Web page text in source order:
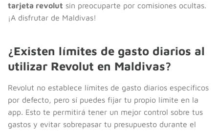
tarjeta revolut sin preocuparte por comisiones ocultas.
¡A disfrutar de Maldivas!
¿Existen límites de gasto diarios al
utilizar Revolut en Maldivas?
Revolut no establece límites de gasto diarios específicos
por defecto, pero sí puedes fijar tu propio límite en la
app. Esto te permitirá tener un mejor control sobre tus
gastos y evitar sobrepasar tu presupuesto durante el